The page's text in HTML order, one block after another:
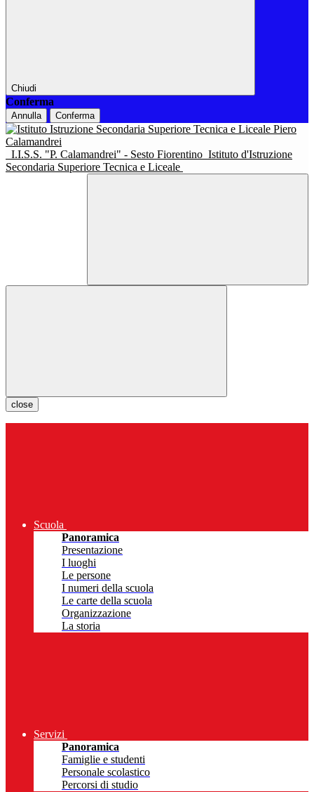
Chiudi
Conferma
Annulla Conferma
I.I.S.S. "P. Calamandrei" - Sesto Fiorentino Istituto d'Istruzione
Secondaria Superiore Tecnica e Liceale
close
Scuola
Panoramica
Presentazione
I luoghi
Le persone
I numeri della scuola
Le carte della scuola
Organizzazione
La storia
Servizi
Panoramica
Famiglie e studenti
Personale scolastico
Percorsi di studio